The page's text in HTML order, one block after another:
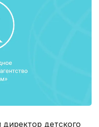
детского